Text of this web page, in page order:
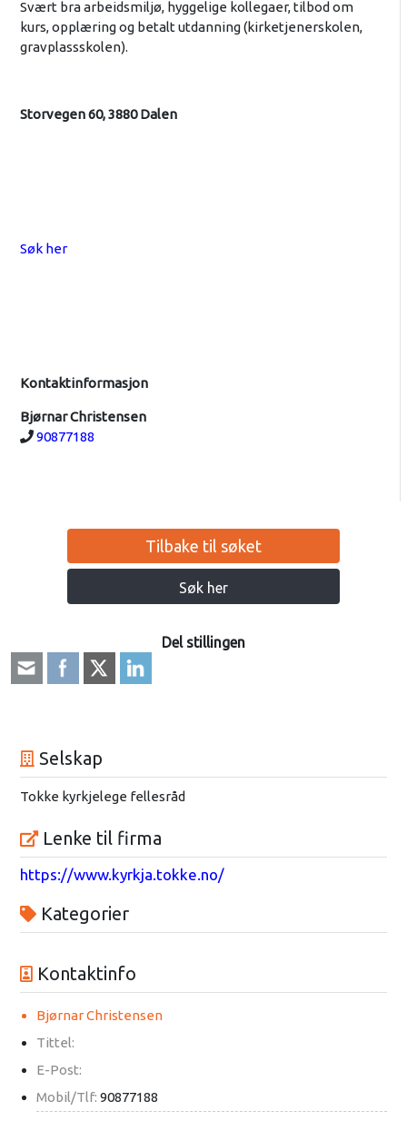
Svært bra arbeidsmiljø, hyggelige kollegaer, tilbod om
kurs, opplæring og betalt utdanning (kirketjenerskolen,
gravplassskolen).
Storvegen 60, 3880 Dalen
Søk her
Kontaktinformasjon
Bjørnar Christensen
Telefon:
90877188
Tilbake til søket
Søk her
Del stillingen
Selskap
Tokke kyrkjelege fellesråd
Lenke til firma
https://www.kyrkja.tokke.no/
Kategorier
Kontaktinfo
Bjørnar Christensen
Tittel:
E-Post:
Mobil/Tlf: 90877188